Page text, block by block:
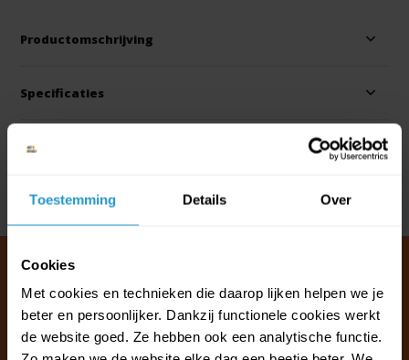
Toestemming Details Over
Cookies
Met cookies en technieken die daarop lijken helpen we je
beter en persoonlijker. Dankzij functionele cookies werkt
de website goed. Ze hebben ook een analytische functie.
Productomschrijving
Specificaties
Reviews
Delen
Klantenservice & FAQ
Wij staan voor u klaar.